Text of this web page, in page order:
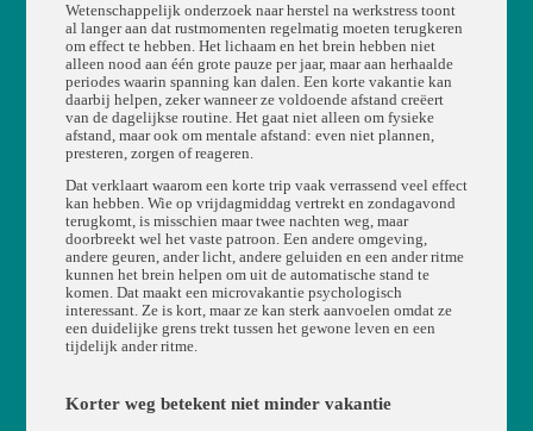
Wetenschappelijk onderzoek naar herstel na werkstress toont
al langer aan dat rustmomenten regelmatig moeten terugkeren
om effect te hebben. Het lichaam en het brein hebben niet
alleen nood aan één grote pauze per jaar, maar aan herhaalde
periodes waarin spanning kan dalen. Een korte vakantie kan
daarbij helpen, zeker wanneer ze voldoende afstand creëert
van de dagelijkse routine. Het gaat niet alleen om fysieke
afstand, maar ook om mentale afstand: even niet plannen,
presteren, zorgen of reageren.
Dat verklaart waarom een korte trip vaak verrassend veel effect
kan hebben. Wie op vrijdagmiddag vertrekt en zondagavond
terugkomt, is misschien maar twee nachten weg, maar
doorbreekt wel het vaste patroon. Een andere omgeving,
andere geuren, ander licht, andere geluiden en een ander ritme
kunnen het brein helpen om uit de automatische stand te
komen. Dat maakt een microvakantie psychologisch
interessant. Ze is kort, maar ze kan sterk aanvoelen omdat ze
een duidelijke grens trekt tussen het gewone leven en een
tijdelijk ander ritme.
Korter weg betekent niet minder vakantie